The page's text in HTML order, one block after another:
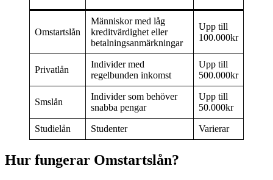
Omstartslån
Människor med låg
kreditvärdighet eller
betalningsanmärkningar
Upp till
100.000kr
Privatlån
Individer med
regelbunden inkomst
Upp till
500.000kr
Smslån
Individer som behöver
snabba pengar
Upp till
50.000kr
Studielån Studenter Varierar
Hur fungerar Omstartslån?